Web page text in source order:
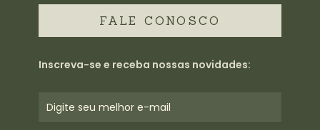
FALE CONOSCO
Inscreva-se e receba nossas novidades: